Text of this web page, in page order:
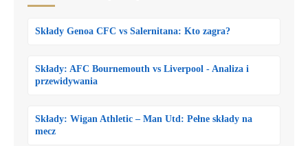
Składy Genoa CFC vs Salernitana: Kto zagra?
Składy: AFC Bournemouth vs Liverpool - Analiza i
przewidywania
Składy: Wigan Athletic – Man Utd: Pełne składy na
mecz